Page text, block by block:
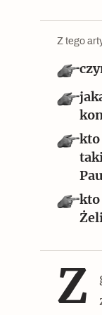
Z tego
kto
kto
Z